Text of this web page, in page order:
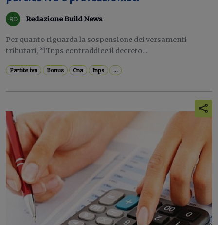
Redazione Build News
Per quanto riguarda la sospensione dei versamenti
tributari, “l’Inps contraddice il decreto...
Partite iva Bonus Cna Inps ...